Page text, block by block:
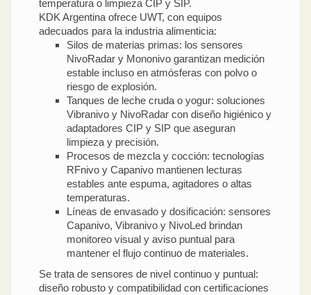
temperatura o limpieza CIP y SIP.
KDK Argentina ofrece UWT, con equipos
adecuados para la industria alimenticia:
Silos de materias primas: los sensores
NivoRadar y Mononivo garantizan medición
estable incluso en atmósferas con polvo o
riesgo de explosión.
Tanques de leche cruda o yogur: soluciones
Vibranivo y NivoRadar con diseño higiénico y
adaptadores CIP y SIP que aseguran
limpieza y precisión.
Procesos de mezcla y cocción: tecnologías
RFnivo y Capanivo mantienen lecturas
estables ante espuma, agitadores o altas
temperaturas.
Líneas de envasado y dosificación: sensores
Capanivo, Vibranivo y NivoLed brindan
monitoreo visual y aviso puntual para
mantener el flujo continuo de materiales.
Se trata de sensores de nivel continuo y puntual:
diseño robusto y compatibilidad con certificaciones